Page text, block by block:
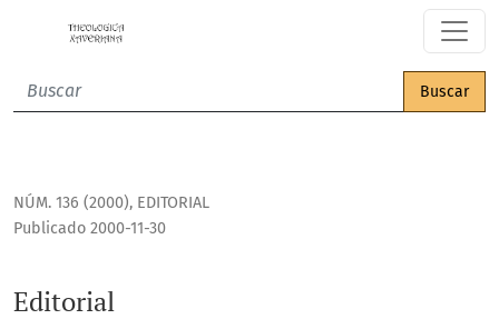
Buscar
NÚM. 136 (2000), EDITORIAL
Editorial
Publicado 2000-11-30